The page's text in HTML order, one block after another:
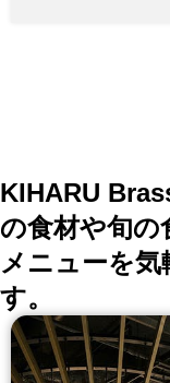
KIHARU
の食材や旬の
メニューを
す。